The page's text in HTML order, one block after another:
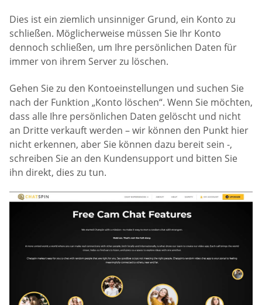
Dies ist ein ziemlich unsinniger Grund, ein Konto zu
schließen. Möglicherweise müssen Sie Ihr Konto
dennoch schließen, um Ihre persönlichen Daten für
immer von ihrem Server zu löschen.
Gehen Sie zu den Kontoeinstellungen und suchen Sie
nach der Funktion „Konto löschen“. Wenn Sie möchten,
dass alle Ihre persönlichen Daten gelöscht und nicht
an Dritte verkauft werden – wir können den Punkt hier
nicht erkennen, aber Sie können dazu bereit sein -,
schreiben Sie an den Kundensupport und bitten Sie
ihn direkt, dies zu tun.